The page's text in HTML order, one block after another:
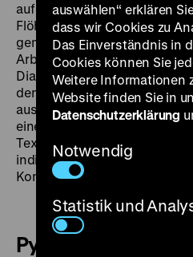
auf eine andere Art. Mit dem
Flöhe sind die
gemeint, das zu einer
Arbeiterinnen spielen sich
Dialoge. Die inszenierte
den Blick der neuen
aus dem Off ihre Gedanken
einer soziologischen
Textilarbeiterinnen, ihre
individuelle Freiheiten und
Konformität im Kollektiv
Pytel blech
auswählen“ erklären
dass wir Cookies zu
Das Einverständnis in
Cookies können Sie
Weitere Informationen
Website finden Sie in
Datenschutzerklärung
Notwendig
Statistik und